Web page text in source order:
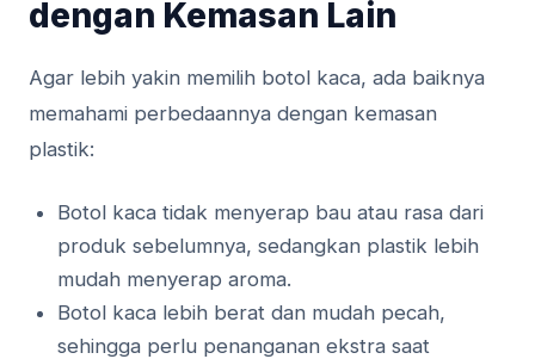
dengan Kemasan Lain
Agar lebih yakin memilih botol kaca, ada baiknya
memahami perbedaannya dengan kemasan
plastik:
Botol kaca tidak menyerap bau atau rasa dari
produk sebelumnya, sedangkan plastik lebih
mudah menyerap aroma.
Botol kaca lebih berat dan mudah pecah,
sehingga perlu penanganan ekstra saat